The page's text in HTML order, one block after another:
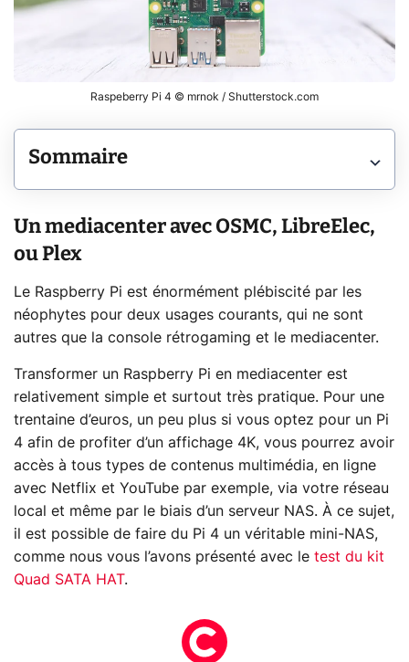
Raspeberry Pi 4 © mrnok / Shutterstock.com
Sommaire
Un mediacenter avec OSMC, LibreElec,
ou Plex
Le Raspberry Pi est énormément plébiscité par les
néophytes pour deux usages courants, qui ne sont
autres que la console rétrogaming et le mediacenter.
Transformer un Raspberry Pi en mediacenter est
relativement simple et surtout très pratique. Pour une
trentaine d’euros, un peu plus si vous optez pour un Pi
4 afin de profiter d’un affichage 4K, vous pourrez avoir
accès à tous types de contenus multimédia, en ligne
avec Netflix et YouTube par exemple, via votre réseau
local et même par le biais d’un serveur NAS. À ce sujet,
il est possible de faire du Pi 4 un véritable mini-NAS,
comme nous vous l’avons présenté avec le test du kit
Quad SATA HAT.